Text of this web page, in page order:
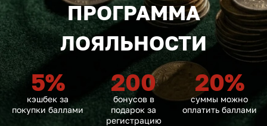
ПРОГРАММА
ЛОЯЛЬНОСТИ
5%
кэшбек за
покупки баллами
200
бонусов в
подарок за
регистрацию
20%
суммы можно
оплатить баллами